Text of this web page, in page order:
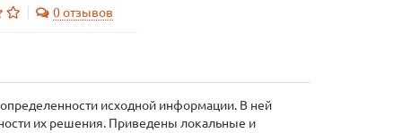
0 отзывов
исходной информации. В ней
их решения. Приведены локальные и